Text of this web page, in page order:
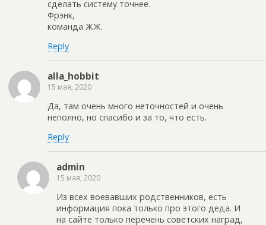
сделать систему точнее.
Фрэнк,
команда ЖЖ.
Reply
alla_hobbit
15 мая, 2020
Да, там очень много неточностей и очень
неполно, но спасибо и за то, что есть.
Reply
admin
15 мая, 2020
Из всех воевавших родственников, есть
информация пока только про этого деда. И
на сайте только перечень советских наград,